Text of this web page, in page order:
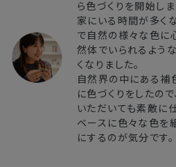
ら色づくりを開始しま
家にいる時間が多く
で自然の様々な色に
然体でいられるよう
くなりました。
自然界の中にある補
に色づくりをしたの
いただいても素敵に
ベースに色々な色を
にするのが気分です。